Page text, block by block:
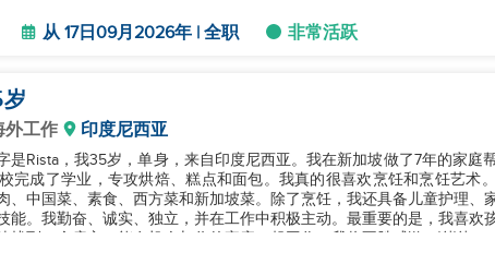
从 17日09月2026年 | 全职 非常活跃
岁
外工作 印度尼西亚
是Rista，我35岁，单身，来自印度尼西亚。我在新加坡做了7年的家庭
完成了学业，专攻烘焙、糕点和面包。我真的很喜欢烹饪和烹饪艺术
、中国菜、素食、西方菜和新加坡菜。除了烹饪，我还具备儿童护理、
能。我勤奋、诚实、独立，并在工作中积极主动。最重要的是，我喜欢